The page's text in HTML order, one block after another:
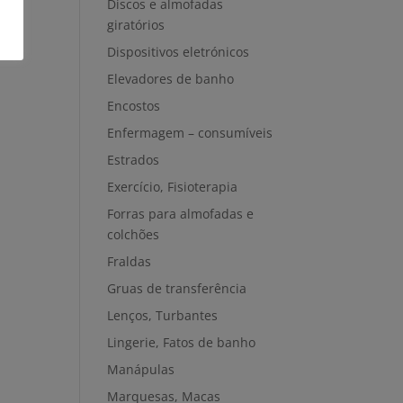
Discos e almofadas
giratórios
Dispositivos eletrónicos
Elevadores de banho
Encostos
Enfermagem – consumíveis
Estrados
Exercício, Fisioterapia
Forras para almofadas e
colchões
Fraldas
Gruas de transferência
Lenços, Turbantes
Lingerie, Fatos de banho
Manápulas
Marquesas, Macas